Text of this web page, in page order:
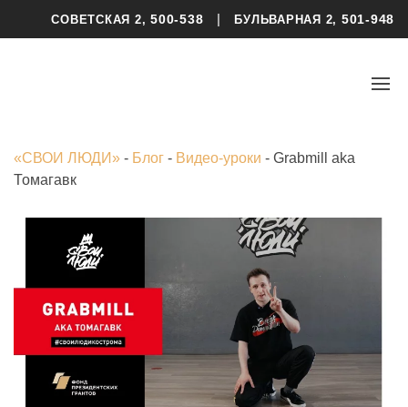
СОВЕТСКАЯ 2, 500-538 | БУЛЬВАРНАЯ 2, 501-948
«СВОИ ЛЮДИ» - Блог - Видео-уроки - Grabmill aka
Томагавк